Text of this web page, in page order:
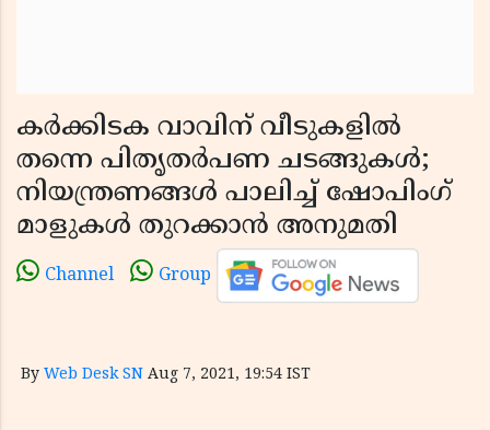
കര്‍ക്കിടക വാവിന് വീടുകളില്‍
തന്നെ പിതൃതര്‍പണ ചടങ്ങുകള്‍;
നിയന്ത്രണങ്ങള്‍ പാലിച്ച് ഷോപിംഗ്
മാളുകള്‍ തുറക്കാൻ അനുമതി
Channel Group
By Web Desk SN Aug 7, 2021, 19:54 IST